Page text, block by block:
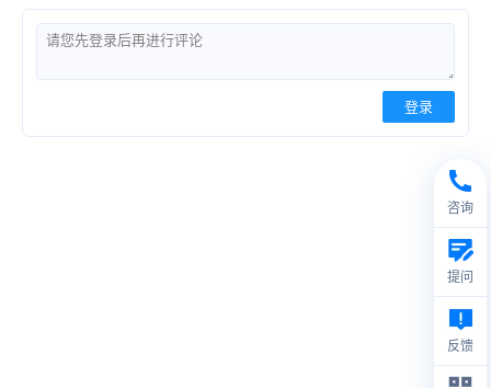
登录
咨询
提问
反馈